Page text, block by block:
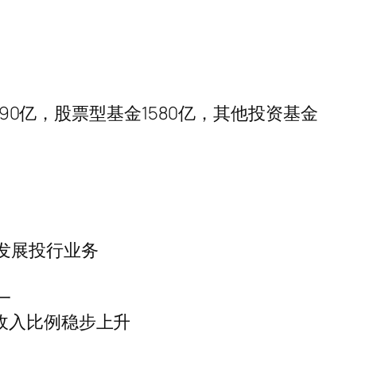
亿，股票型基金1580亿，其他投资基金
展投行业务
入比例稳步上升